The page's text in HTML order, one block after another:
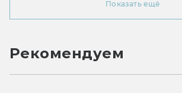
Показать ещё
Рекомендуем